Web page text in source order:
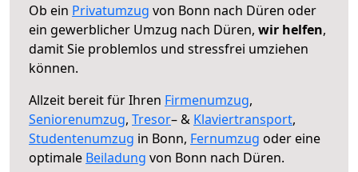
Ob ein Privatumzug von Bonn nach Düren oder
ein gewerblicher Umzug nach Düren, wir helfen,
damit Sie problemlos und stressfrei umziehen
können.
Allzeit bereit für Ihren Firmenumzug,
Seniorenumzug, Tresor– & Klaviertransport,
Studentenumzug in Bonn, Fernumzug oder eine
optimale Beiladung von Bonn nach Düren.